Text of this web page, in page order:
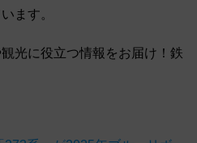
ます。
光に役立つ情報をお届け！鉄